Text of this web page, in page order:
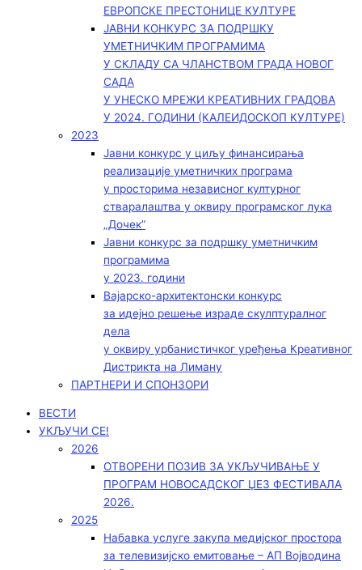
ЕВРОПСКЕ ПРЕСТОНИЦЕ КУЛТУРЕ
ЈАВНИ КОНКУРС ЗА ПОДРШКУ
УМЕТНИЧКИМ ПРОГРАМИМА
У СКЛАДУ СА ЧЛАНСТВОМ ГРАДА НОВОГ
САДА
У УНЕСКО МРЕЖИ КРЕАТИВНИХ ГРАДОВА
У 2024. ГОДИНИ (КАЛЕИДОСКОП КУЛТУРЕ)
2023
Јавни конкурс у циљу финансирања
реализације уметничких програма
у просторима независног културног
стваралаштва у оквиру програмског лука
„Дочек”
Јавни конкурс за подршку уметничким
програмима
у 2023. години
Вајарско-архитектонски конкурс
за идејно решење израде скулптуралног
дела
у оквиру урбанистичког уређења Креативног
Дистрикта на Лиману
ПАРТНЕРИ И СПОНЗОРИ
ВЕСТИ
УКЉУЧИ СЕ!
2026
ОТВОРЕНИ ПОЗИВ ЗА УКЉУЧИВАЊЕ У
ПРОГРАМ НОВОСАДСКОГ ЏЕЗ ФЕСТИВАЛА
2026.
2025
Набавка услуге закупа медијског простора
за телевизијско емитовање – АП Војводинa